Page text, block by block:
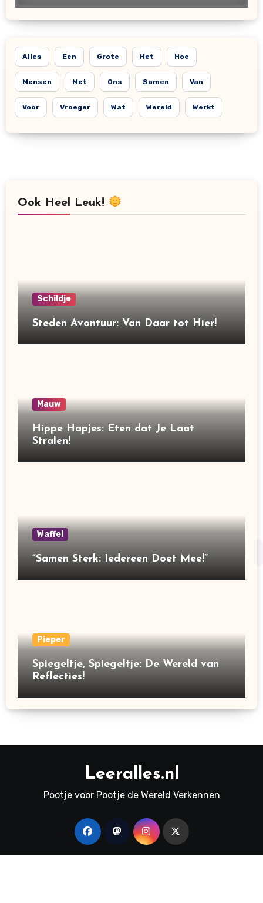
Alles Een Grote Het Hoe
Mensen Met Ons Samen Van
Voor Vroeger Wat Wereld Werkt
Ook Heel Leuk!
Schildje
Steden Avontuur: Van Daar tot Hier!
Mauw
Hippe Hapjes: Eten dat Je Laat
Stralen!
Waffel
“Samen Sterk: Iedereen Doet Mee!”
Pieper
Spiegeltje, Spiegeltje: De Wereld van
Reflecties!
Leeralles.nl
Pootje voor Pootje de Wereld Verkennen